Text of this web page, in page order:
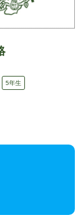
5年生